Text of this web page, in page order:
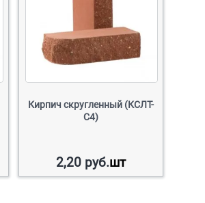
Кирпич скругленный (КСЛТ-
С4)
2,20 руб.шт